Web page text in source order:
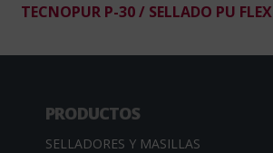
TECNOPUR P-30 / SELLADO PU FLEX
PRODUCTOS
SELLADORES Y MASILLAS